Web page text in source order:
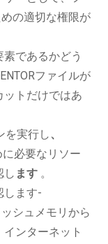
の適切な権限が
であるかどう
ファイルが
トだけではあ
を実行し、
に必要なリソー
し ます 。
します-
シュメモリから
ンターネット